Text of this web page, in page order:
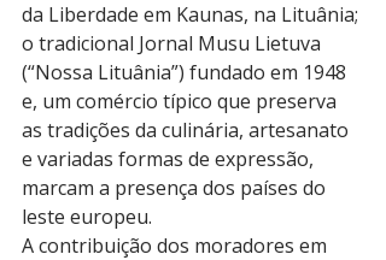
da Liberdade em Kaunas, na Lituânia;
o tradicional Jornal Musu Lietuva
(“Nossa Lituânia”) fundado em 1948
e, um comércio típico que preserva
as tradições da culinária, artesanato
e variadas formas de expressão,
marcam a presença dos países do
leste europeu.
A contribuição dos moradores em